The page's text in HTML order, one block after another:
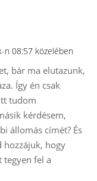
n 08:57 közelében
bár ma elutazunk,
Így én csak
tudom
kérdésem,
állomás címét? És
hozzájuk, hogy
fel a